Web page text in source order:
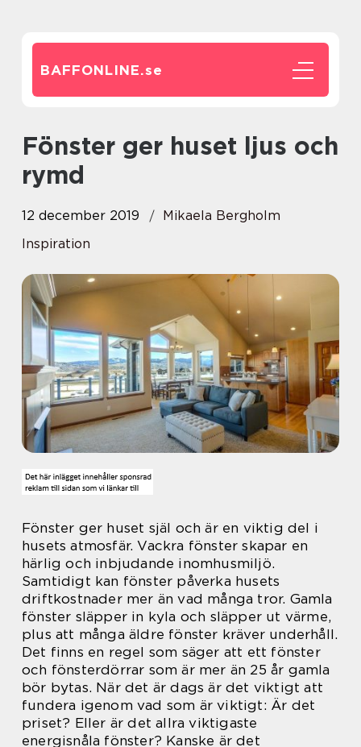
BAFFONLINE.se
Fönster ger huset ljus och
rymd
12 december 2019
Mikaela Bergholm
Inspiration
Fönster ger huset själ och är en viktig del i
husets atmosfär. Vackra fönster skapar en
härlig och inbjudande inomhusmiljö.
Samtidigt kan fönster påverka husets
driftkostnader mer än vad många tror. Gamla
fönster släpper in kyla och släpper ut värme,
plus att många äldre fönster kräver underhåll.
Det finns en regel som säger att ett fönster
och fönsterdörrar som är mer än 25 år gamla
bör bytas. När det är dags är det viktigt att
fundera igenom vad som är viktigt: Är det
priset? Eller är det allra viktigaste
energisnåla fönster? Kanske är det